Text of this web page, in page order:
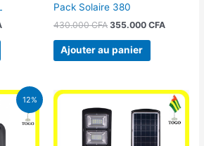
Pack Solaire 380
430.000CFA 355.000 CFA
Ajouter au panier
12%
Le
prix
actuel
est :